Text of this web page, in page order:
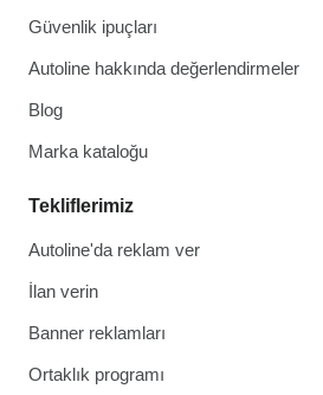
Güvenlik ipuçları
Autoline hakkında değerlendirmeler
Blog
Marka kataloğu
Tekliflerimiz
Autoline'da reklam ver
İlan verin
Banner reklamları
Ortaklık programı